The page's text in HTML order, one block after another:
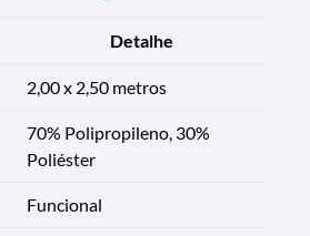
Detalhe
2,00 x 2,50 metros
70% Polipropileno, 30%
Poliéster
Funcional